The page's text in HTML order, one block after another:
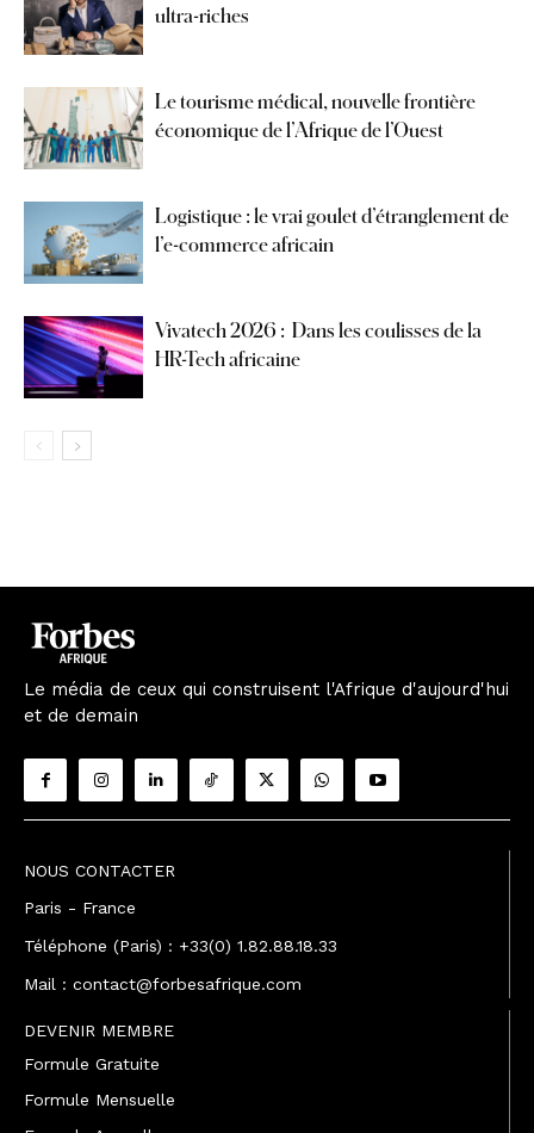
ultra-riches
Le tourisme médical, nouvelle frontière
économique de l’Afrique de l’Ouest
Logistique : le vrai goulet d’étranglement de
l’e-commerce africain
Vivatech 2026 : Dans les coulisses de la
HR-Tech africaine
Le média de ceux qui construisent l'Afrique d'aujourd'hui
et de demain
NOUS CONTACTER
Paris - France
Téléphone (Paris) : +33(0) 1.82.88.18.33
Mail : contact@forbesafrique.com
DEVENIR MEMBRE
Formule Gratuite
Formule Mensuelle